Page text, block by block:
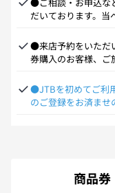
だいております。当
入、ご旅行代金のお
約は承っておりませ
●来店予約をいただ
券購入のお客様、ご
お待ちいただく場合
●JTBを初めてご利
のご登録をお済ませ
商品